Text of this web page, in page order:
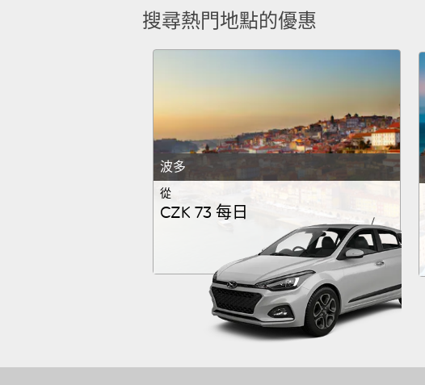
搜尋熱門地點的優惠
波多
從
CZK 73 每日